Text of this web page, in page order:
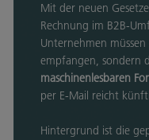
Mit der neuen
Rechnung im
Unternehmen
empfangen, sondern
maschinenlesbaren
per E‑Mail reicht
Hintergrund ist die